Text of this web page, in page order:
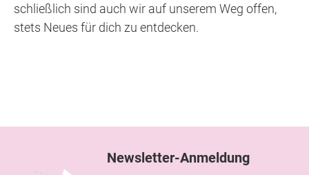
schließlich sind auch wir auf unserem Weg offen,
stets Neues für dich zu entdecken.
Newsletter-Anmeldung